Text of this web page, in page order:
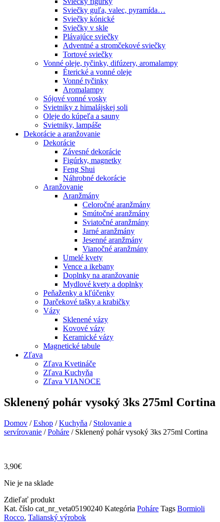
Sviečky guľa, valec, pyramída…
Sviečky kónické
Sviečky v skle
Plávajúce sviečky
Adventné a stromčekové sviečky
Tortové sviečky
Vonné oleje, tyčinky, difúzery, aromalampy
Éterické a vonné oleje
Vonné tyčinky
Aromalampy
Sójové vonné vosky
Svietniky z himalájskej soli
Oleje do kúpeľa a sauny
Svietniky, lampáše
Dekorácie a aranžovanie
Dekorácie
Závesné dekorácie
Figúrky, magnetky
Feng Shui
Náhrobné dekorácie
Aranžovanie
Aranžmány
Celoročné aranžmány
Smútočné aranžmány
Sviatočné aranžmány
Jarné aranžmány
Jesenné aranžmány
Vianočné aranžmány
Umelé kvety
Vence a ikebany
Doplnky na aranžovanie
Mydlové kvety a doplnky
Peňaženky a kľúčenky
Darčekové tašky a krabičky
Vázy
Sklenené vázy
Kovové vázy
Keramické vázy
Magnetické tabule
Zľava
Zľava Kvetináče
Zľava Kuchyňa
Zľava VIANOCE
Sklenený pohár vysoký 3ks 275ml Cortina
Domov /Eshop /Kuchyňa / Stolovanie a
servírovanie /Poháre / Sklenený pohár vysoký 3ks 275ml Cortina
3,90€
Nie je na sklade
Zdieľať produkt
Kat. číslo cat_nr_veta05190240 Kategória Poháre Tags Bormioli
Rocco, Talianský výrobok